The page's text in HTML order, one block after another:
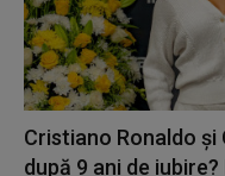
Cristiano Ronaldo și
după 9 ani de